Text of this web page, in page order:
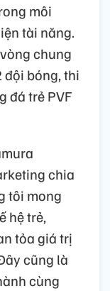
môi
tài năng.
chung
đội bóng, thi
đá trẻ PVF
chia
tôi mong
hệ trẻ,
tỏa giá trị
cũng là
cùng